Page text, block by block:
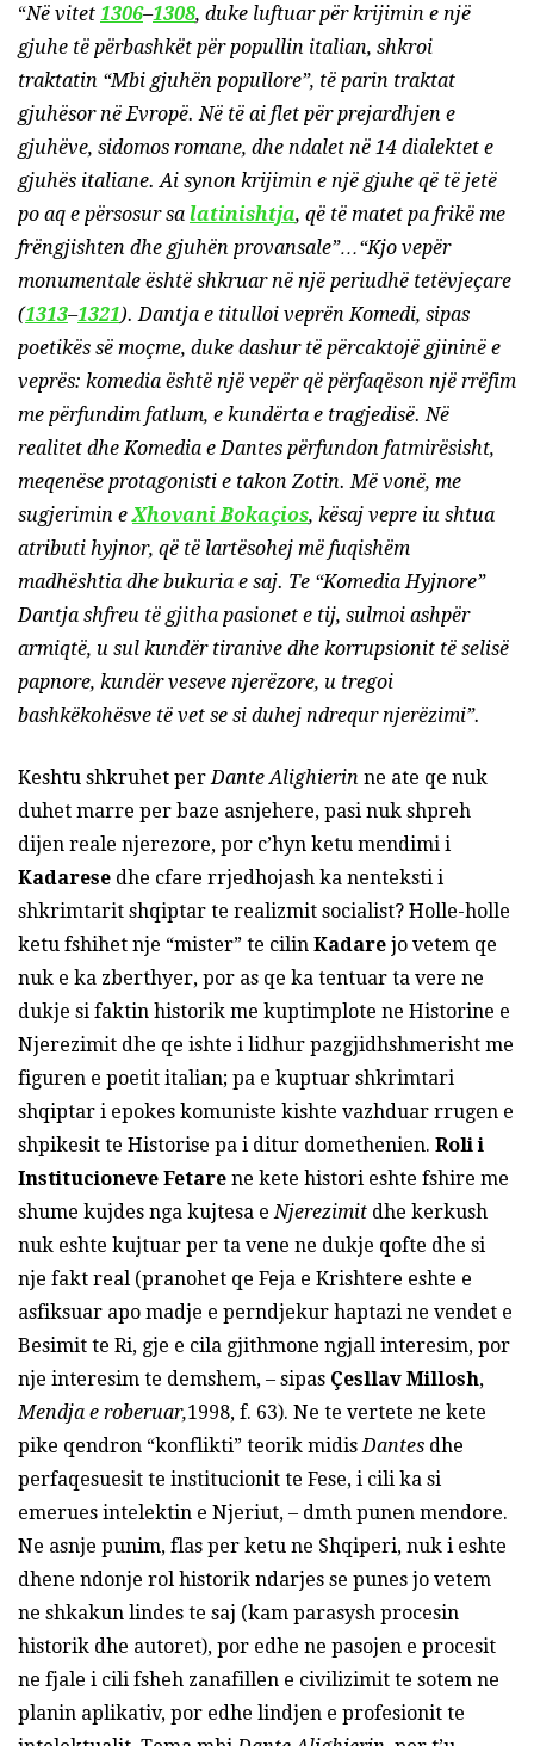
“Në vitet 1306–1308, duke luftuar për krijimin e një
gjuhe të përbashkët për popullin italian, shkroi
traktatin “Mbi gjuhën popullore”, të parin traktat
gjuhësor në Evropë. Në të ai flet për prejardhjen e
gjuhëve, sidomos romane, dhe ndalet në 14 dialektet e
gjuhës italiane. Ai synon krijimin e një gjuhe që të jetë
po aq e përsosur sa latinishtja, që të matet pa frikë me
frëngjishten dhe gjuhën provansale”…“Kjo vepër
monumentale është shkruar në një periudhë tetëvjeçare
(1313–1321). Dantja e titulloi veprën Komedi, sipas
poetikës së moçme, duke dashur të përcaktojë gjininë e
veprës: komedia është një vepër që përfaqëson një rrëfim
me përfundim fatlum, e kundërta e tragjedisë. Në
realitet dhe Komedia e Dantes përfundon fatmirësisht,
meqenëse protagonisti e takon Zotin. Më vonë, me
sugjerimin e Xhovani Bokaçios, kësaj vepre iu shtua
atributi hyjnor, që të lartësohej më fuqishëm
madhështia dhe bukuria e saj. Te “Komedia Hyjnore”
Dantja shfreu të gjitha pasionet e tij, sulmoi ashpër
armiqtë, u sul kundër tiranive dhe korrupsionit të selisë
papnore, kundër veseve njerëzore, u tregoi
bashkëkohësve të vet se si duhej ndrequr njerëzimi”.
Keshtu shkruhet per Dante Alighierin ne ate qe nuk
duhet marre per baze asnjehere, pasi nuk shpreh
dijen reale njerezore, por c’hyn ketu mendimi i
Kadarese dhe cfare rrjedhojash ka nenteksti i
shkrimtarit shqiptar te realizmit socialist? Holle-holle
ketu fshihet nje “mister” te cilin Kadare jo vetem qe
nuk e ka zberthyer, por as qe ka tentuar ta vere ne
dukje si faktin historik me kuptimplote ne Historine e
Njerezimit dhe qe ishte i lidhur pazgjidhshmerisht me
figuren e poetit italian; pa e kuptuar shkrimtari
shqiptar i epokes komuniste kishte vazhduar rrugen e
shpikesit te Historise pa i ditur domethenien. Roli i
Institucioneve Fetare ne kete histori eshte fshire me
shume kujdes nga kujtesa e Njerezimit dhe kerkush
nuk eshte kujtuar per ta vene ne dukje qofte dhe si
nje fakt real (pranohet qe Feja e Krishtere eshte e
asfiksuar apo madje e perndjekur haptazi ne vendet e
Besimit te Ri, gje e cila gjithmone ngjall interesim, por
nje interesim te demshem, – sipas Çesllav Millosh,
Mendja e roberuar,1998, f. 63). Ne te vertete ne kete
pike qendron “konflikti” teorik midis Dantes dhe
perfaqesuesit te institucionit te Fese, i cili ka si
emerues intelektin e Njeriut, – dmth punen mendore.
Ne asnje punim, flas per ketu ne Shqiperi, nuk i eshte
dhene ndonje rol historik ndarjes se punes jo vetem
ne shkakun lindes te saj (kam parasysh procesin
historik dhe autoret), por edhe ne pasojen e procesit
ne fjale i cili fsheh zanafillen e civilizimit te sotem ne
planin aplikativ, por edhe lindjen e profesionit te